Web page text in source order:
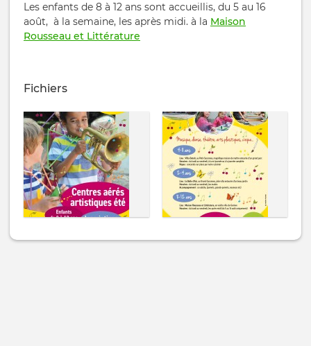
Les enfants de 8 à 12 ans sont accueillis, du 5 au 16
août, à la semaine, les après midi. à la Maison
Rousseau et Littérature
Fichiers